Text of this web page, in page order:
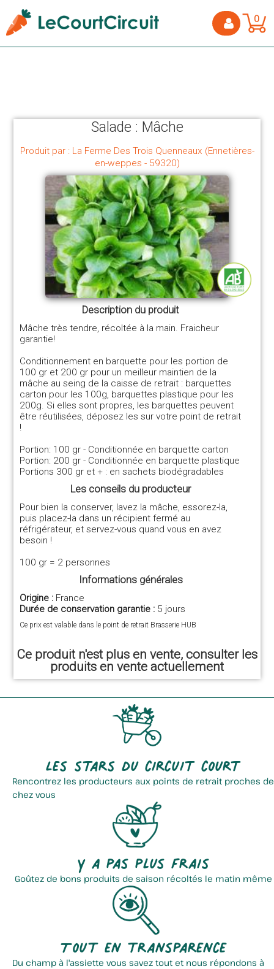
0
Salade : Mâche
Produit par : La Ferme Des Trois Quenneaux (Ennetières-
en-weppes - 59320)
Description du produit
Mâche très tendre, récoltée à la main. Fraicheur
garantie!
Conditionnement en barquette pour les portion de
100 gr et 200 gr pour un meilleur maintien de la
mâche au seing de la caisse de retrait : barquettes
carton pour les 100g, barquettes plastique pour les
200g. Si elles sont propres, les barquettes peuvent
être réutilisées, déposez les sur votre point de retrait
!
Portion: 100 gr - Conditionnée en barquette carton
Portion: 200 gr - Conditionnée en barquette plastique
Portions 300 gr et + : en sachets biodégradables
Les conseils du producteur
Pour bien la conserver, lavez la mâche, essorez-la,
puis placez-la dans un récipient fermé au
réfrigérateur, et servez-vous quand vous en avez
besoin !
100 gr = 2 personnes
Informations générales
Origine : France
Durée de conservation garantie : 5 jours
Ce prix est valable dans le point de retrait Brasserie HUB
Ce produit n'est plus en vente, consulter les
produits en vente actuellement
Les stars du circuit court
Rencontrez les producteurs aux points de retrait proches de
chez vous
Y a pas plus frais
Goûtez de bons produits de saison récoltés le matin même
Tout en transparence
Du champ à l'assiette vous savez tout et nous répondons à